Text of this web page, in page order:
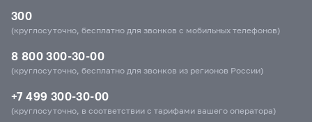
300
(круглосуточно, бесплатно для звонков с мобильных телефонов)
8 800 300-30-00
(круглосуточно, бесплатно для звонков из регионов России)
+7 499 300-30-00
(круглосуточно, в соответствии с тарифами вашего оператора)